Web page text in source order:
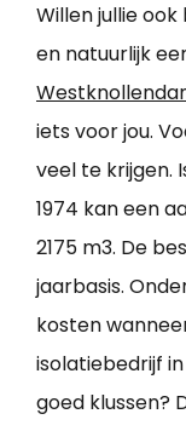
Willen jullie
en natuurlijk
iets voor jou.
veel te krijgen.
1974 kan een
2175 m3. De
jaarbasis.
kosten
isolatiebedrijf
goed klussen?